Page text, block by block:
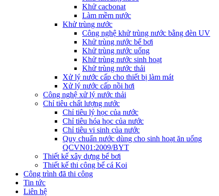
Khử cacbonat
Làm mềm nước
Khử trùng nước
Công nghệ khử trùng nước bằng đèn UV
Khử trùng nước bể bơi
Khử trùng nước uống
Khử trùng nước sinh hoạt
Khử trùng nước thải
Xử lý nước cấp cho thiết bị làm mát
Xử lý nước cấp nồi hơi
Công nghệ xử lý nước thải
Chỉ tiêu chất lượng nước
Chỉ tiêu lý học của nước
Chỉ tiêu hóa học của nước
Chỉ tiêu vi sinh của nước
Quy chuẩn nước dùng cho sinh hoạt ăn uống
QCVN01:2009/BYT
Thiết kế xây dựng bể bơi
Thiết kế thi công bể cá Koi
Công trình đã thi công
Tin tức
Liên hệ